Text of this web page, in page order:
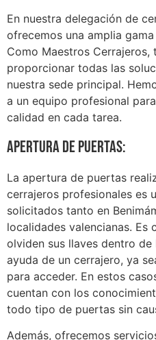
En nuestra delegación de
ofrecemos una amplia
Como Maestros
proporcionar todas las
nuestra sede principal.
a un equipo profesional
calidad en cada tarea.
Apertura de puertas:
La apertura de puertas
cerrajeros profesionales es
solicitados tanto en
localidades valencianas. Es
olviden sus llaves dentro
ayuda de un cerrajero, ya
para acceder. En estos
cuentan con los
todo tipo de puertas sin
Además, ofrecemos